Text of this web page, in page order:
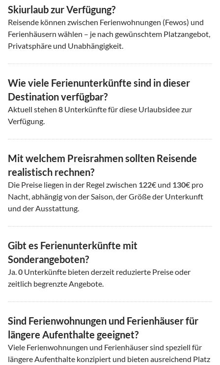
Skiurlaub zur Verfügung?
Reisende können zwischen Ferienwohnungen (Fewos) und
Ferienhäusern wählen – je nach gewünschtem Platzangebot,
Privatsphäre und Unabhängigkeit.
Wie viele Ferienunterkünfte sind in dieser
Destination verfügbar?
Aktuell stehen 8 Unterkünfte für diese Urlaubsidee zur
Verfügung.
Mit welchem Preisrahmen sollten Reisende
realistisch rechnen?
Die Preise liegen in der Regel zwischen 122€ und 130€ pro
Nacht, abhängig von der Saison, der Größe der Unterkunft
und der Ausstattung.
Gibt es Ferienunterkünfte mit
Sonderangeboten?
Ja. 0 Unterkünfte bieten derzeit reduzierte Preise oder
zeitlich begrenzte Angebote.
Sind Ferienwohnungen und Ferienhäuser für
längere Aufenthalte geeignet?
Viele Ferienwohnungen und Ferienhäuser sind speziell für
längere Aufenthalte konzipiert und bieten ausreichend Platz